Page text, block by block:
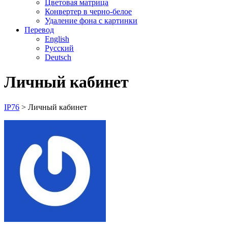
Цветовая матрица
Конвертер в черно-белое
Удаление фона с картинки
Перевод
English
Русский
Deutsch
Личный кабинет
IP76 > Личный кабинет